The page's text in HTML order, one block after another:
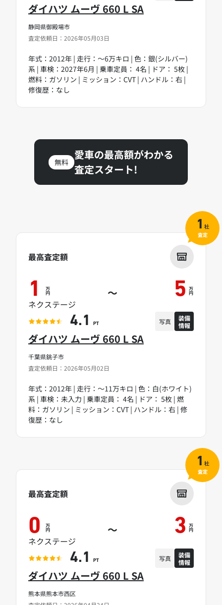
静岡県御殿場市
査定依頼日：2026年05月03日
ダイハツ ムーヴ 660 L SA
年式：2012年 | 走行：～6万キロ | 色：銀(シルバー)
系 | 車検：2027年6月 | 乗車定員： 4名 | ドア： 5枚 |
燃料：ガソリン | ミッション：CVT | ハンドル：右 |
修復歴：なし
無料
愛車の最高額がわかる
査定スタート!
千葉県銚子市
査定依頼日：2026年05月02日
ダイハツ ムーヴ 660 L SA
年式：2012年 | 走行：～11万キロ | 色：白(ホワイト)
系 | 車検：未入力 | 乗車定員： 4名 | ドア： 5枚 | 燃
料：ガソリン | ミッション：CVT | ハンドル：右 | 修
復歴：なし
最高査定額
1 万
円 ～ 5 万
円
ネクステージ
4.1 PT 写真
装備
情報
1 社
査定
熊本県熊本市西区
ダイハツ ムーヴ 660 L SA
最高査定額
0 万
円 ～ 3 万
円
ネクステージ
4.1 PT 写真
装備
情報
1 社
査定